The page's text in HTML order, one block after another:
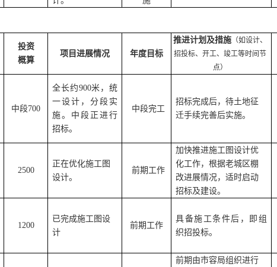
投资
概算
项目进展情况 年度目标
推进计划及措施 （如设计、
招投标、开工、竣工等时间节
点）
中段700
全长约900米，统
一设计，分段实
施。 中段正进行
招标。
中段完工
招标完成后，待土地征
迁手续完善后实施。
2500
正在优化施工图
设计。
前期工作
加快推进施工图设计优
化工作，根据老城区棚
改进展情况，适时启动
招标及建设。
1200
已完成施工图设
计
前期工作
具备施工条件后，即组
织招投标。
前期由市容局组织进行